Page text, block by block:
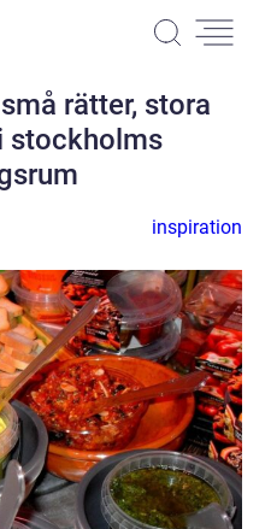
rätter, stora
stockholms
inspiration